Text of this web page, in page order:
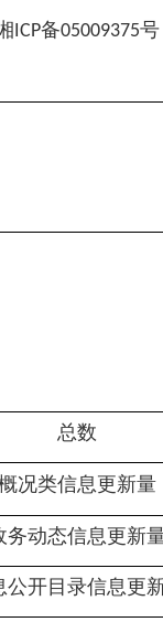
ICP备05009375号
总数
况类信息更新量
务动态信息更新
公开目录信息更